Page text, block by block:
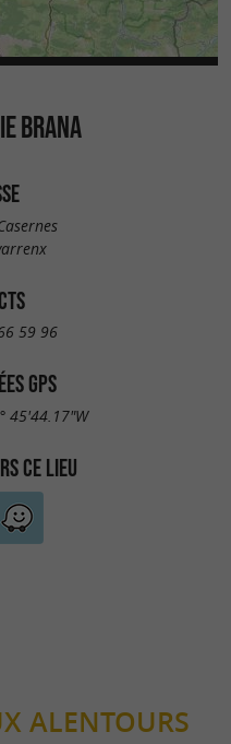
BRANA
59 96
GPS
45'44.17"W
CE LIEU
ALENTOURS